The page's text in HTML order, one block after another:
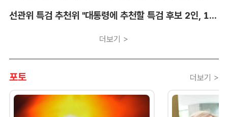
선관위 특검 추천위 "대통령에 추천할 특검 후보 2인, 14일 확정"
더보기 >
포토 더보기 >